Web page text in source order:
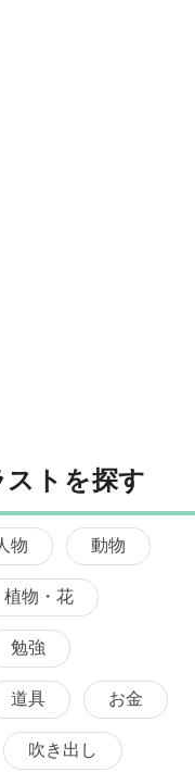
トを探す
物 動物
植物・花
勉強
道具 お金
吹き出し